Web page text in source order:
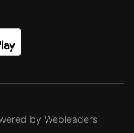
by Webleaders